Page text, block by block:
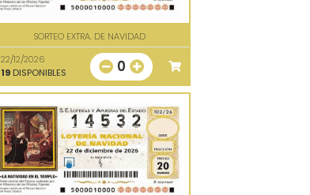
SORTEO EXTRA. DE NAVIDAD
22/12/2026
19DISPONIBLES 0